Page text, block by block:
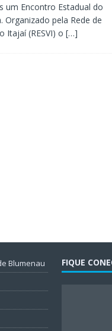
um Encontro Estadual do
Organizado pela Rede de
Itajaí (RESVI) o […]
Blumenau
FIQUE